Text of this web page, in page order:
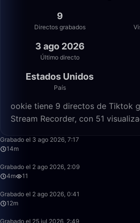
9
Directos grabados
3 ago 2026
Último directo
Estados Unidos
País
ookie tiene 9 directos de Tiktok
Stream Recorder, con 51
Grabado el 3 ago 2026, 7:17
14m
Grabado el 2 ago 2026, 2:09
4m
11
Grabado el 2 ago 2026, 0:41
12m
Grabado el 25 jul 2026, 2:49